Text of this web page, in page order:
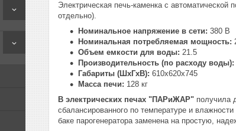
Электрическая печь-каменка с
отдельно).
Номинальное напряжение в сети: 380 В
Номинальная потребляемая мощность:
Объем емкости для воды: 21.5
Производительность (по расходу воды):
Габариты (ШхГхВ): 610х620х745
Масса печи: 128 кг
В электрических печах "ПАРиЖАР" получила
сбалансированного по температуре и
баке парогенератора заменена на простую,